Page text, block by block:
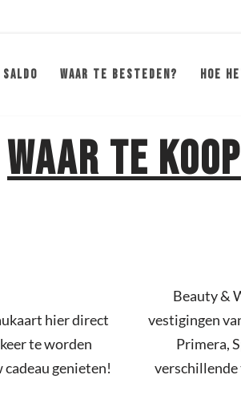
WAAR TE BESTEDEN? HOE
WAAR TE KOOP
hier direct
te worden
genieten!
Beauty &
vestigingen
Primera,
verschillende